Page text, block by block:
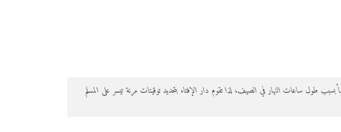
النرويج، قد يمتد صيام رمضان لأكثر من 20 ساعة يومياً بسبب طول ساعات النهار في الصيف، لذا تقوم دار الإفتاء بتحديد توقيتات مرنة تيسر على المسلم